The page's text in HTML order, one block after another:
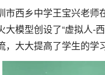
市西乡中学王宝兴老师
大模型创设了“虚拟人-
，大大提高了学生的学